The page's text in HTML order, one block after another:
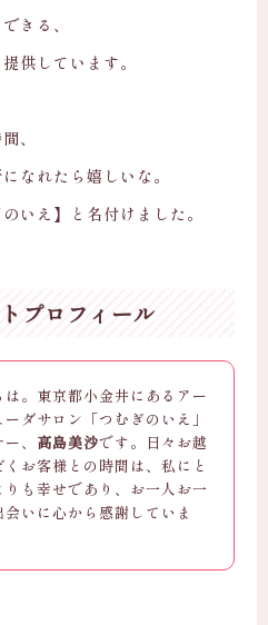
きる、
供しています。
、
なれたら嬉しいな。
いえ】と名付けました。
プロフィール
は。東京都小金井にあるアー
ダサロン「つむぎのいえ」
、 高島美沙です。日々お越
くお客様との時間は、私にと
りも幸せであり、お一人お一
会いに心から感謝していま